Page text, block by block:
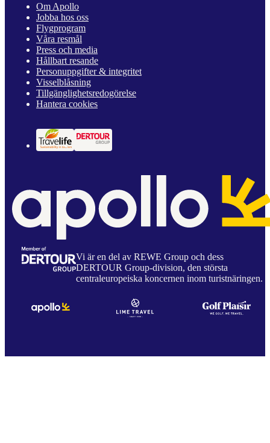
Om Apollo
Jobba hos oss
Flygprogram
Våra resmål
Press och media
Hållbart resande
Personuppgifter & integritet
Visselblåsning
Tillgänglighetsredogörelse
Hantera cookies
Vi är en del av REWE Group och dess
DERTOUR Group-division, den största
centraleuropeiska koncernen inom turistnäringen.